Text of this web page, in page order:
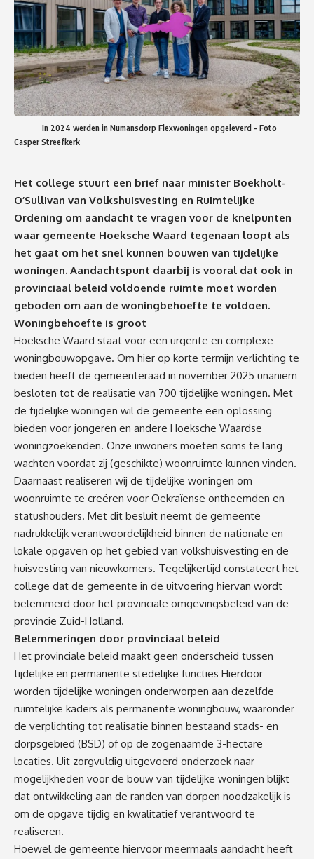
In 2024 werden in Numansdorp Flexwoningen opgeleverd - Foto
Casper Streefkerk
Het college stuurt een brief naar minister Boekholt-
O’Sullivan van Volkshuisvesting en Ruimtelijke
Ordening om aandacht te vragen voor de knelpunten
waar gemeente Hoeksche Waard tegenaan loopt als
het gaat om het snel kunnen bouwen van tijdelijke
woningen. Aandachtspunt daarbij is vooral dat ook in
provinciaal beleid voldoende ruimte moet worden
geboden om aan de woningbehoefte te voldoen.
Woningbehoefte is groot
Hoeksche Waard staat voor een urgente en complexe
woningbouwopgave. Om hier op korte termijn verlichting te
bieden heeft de gemeenteraad in november 2025 unaniem
besloten tot de realisatie van 700 tijdelijke woningen. Met
de tijdelijke woningen wil de gemeente een oplossing
bieden voor jongeren en andere Hoeksche Waardse
woningzoekenden. Onze inwoners moeten soms te lang
wachten voordat zij (geschikte) woonruimte kunnen vinden.
Daarnaast realiseren wij de tijdelijke woningen om
woonruimte te creëren voor Oekraïense ontheemden en
statushouders. Met dit besluit neemt de gemeente
nadrukkelijk verantwoordelijkheid binnen de nationale en
lokale opgaven op het gebied van volkshuisvesting en de
huisvesting van nieuwkomers. Tegelijkertijd constateert het
college dat de gemeente in de uitvoering hiervan wordt
belemmerd door het provinciale omgevingsbeleid van de
provincie Zuid-Holland.
Belemmeringen door provinciaal beleid
Het provinciale beleid maakt geen onderscheid tussen
tijdelijke en permanente stedelijke functies Hierdoor
worden tijdelijke woningen onderworpen aan dezelfde
ruimtelijke kaders als permanente woningbouw, waaronder
de verplichting tot realisatie binnen bestaand stads- en
dorpsgebied (BSD) of op de zogenaamde 3-hectare
locaties. Uit zorgvuldig uitgevoerd onderzoek naar
mogelijkheden voor de bouw van tijdelijke woningen blijkt
dat ontwikkeling aan de randen van dorpen noodzakelijk is
om de opgave tijdig en kwalitatief verantwoord te
realiseren.
Hoewel de gemeente hiervoor meermaals aandacht heeft